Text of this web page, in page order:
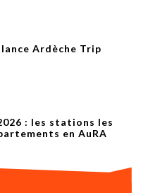
Ardèche Trip
: les stations les
en AuRA